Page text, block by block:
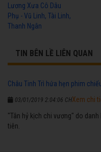
Lương Xưa Cô Dâu
Phụ - Vũ Linh, Tài Linh,
Thanh Ngân
TIN BÊN LỀ LIÊN QUAN
Châu Tinh Trì hứa hẹn phim
03/01/2019 2:04:06 CH
"Tân hỷ kịch chi vương" do
tiên.
Xem chi